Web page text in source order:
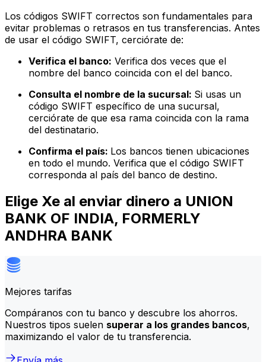
Los códigos SWIFT correctos son fundamentales para
evitar problemas o retrasos en tus transferencias. Antes
de usar el código SWIFT, cerciórate de:
Verifica el banco: Verifica dos veces que el
nombre del banco coincida con el del banco.
Consulta el nombre de la sucursal: Si usas un
código SWIFT específico de una sucursal,
cerciórate de que esa rama coincida con la rama
del destinatario.
Confirma el país: Los bancos tienen ubicaciones
en todo el mundo. Verifica que el código SWIFT
corresponda al país del banco de destino.
Elige Xe al enviar dinero a UNION
BANK OF INDIA, FORMERLY
ANDHRA BANK
Mejores tarifas
Compáranos con tu banco y descubre los ahorros.
Nuestros tipos suelen superar a los grandes bancos,
maximizando el valor de tu transferencia.